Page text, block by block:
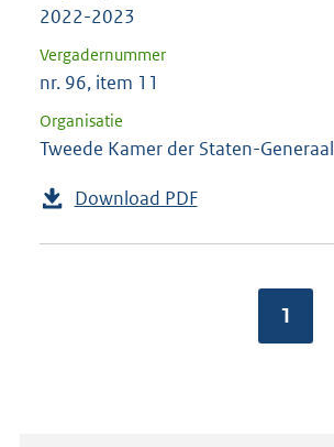
2022-2023
Vergadernummer
nr. 96, item 11
Organisatie
Tweede Kamer der Staten-Generaal
Download PDF
1